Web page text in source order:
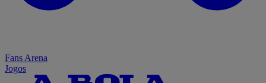
Fans Arena
Jogos